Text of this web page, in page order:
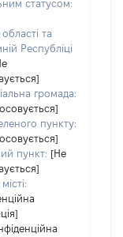
статусом:
та
Республіці
громада:
пункту:
пункт: [Не